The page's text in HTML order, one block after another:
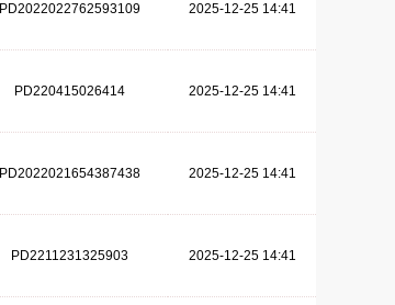
PD2022022762593109 2025-12-25 14:41
PD220415026414 2025-12-25 14:41
PD2022021654387438 2025-12-25 14:41
PD2211231325903 2025-12-25 14:41